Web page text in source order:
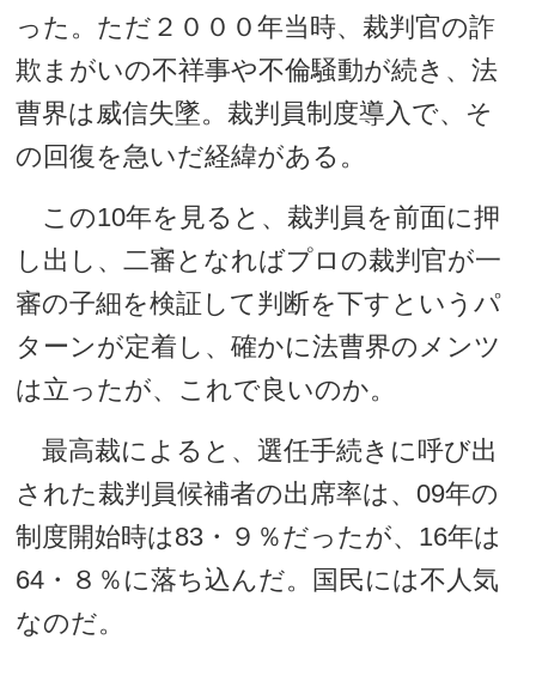
った。ただ２０００年当時、裁判官の詐
欺まがいの不祥事や不倫騒動が続き、法
曹界は威信失墜。裁判員制度導入で、そ
の回復を急いだ経緯がある。
この10年を見ると、裁判員を前面に押
し出し、二審となればプロの裁判官が一
審の子細を検証して判断を下すというパ
ターンが定着し、確かに法曹界のメンツ
は立ったが、これで良いのか。
最高裁によると、選任手続きに呼び出
された裁判員候補者の出席率は、09年の
制度開始時は83・９％だったが、16年は
64・８％に落ち込んだ。国民には不人気
なのだ。